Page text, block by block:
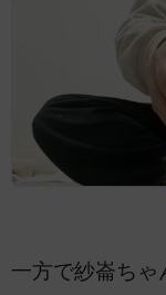
一方で紗崙ちゃ